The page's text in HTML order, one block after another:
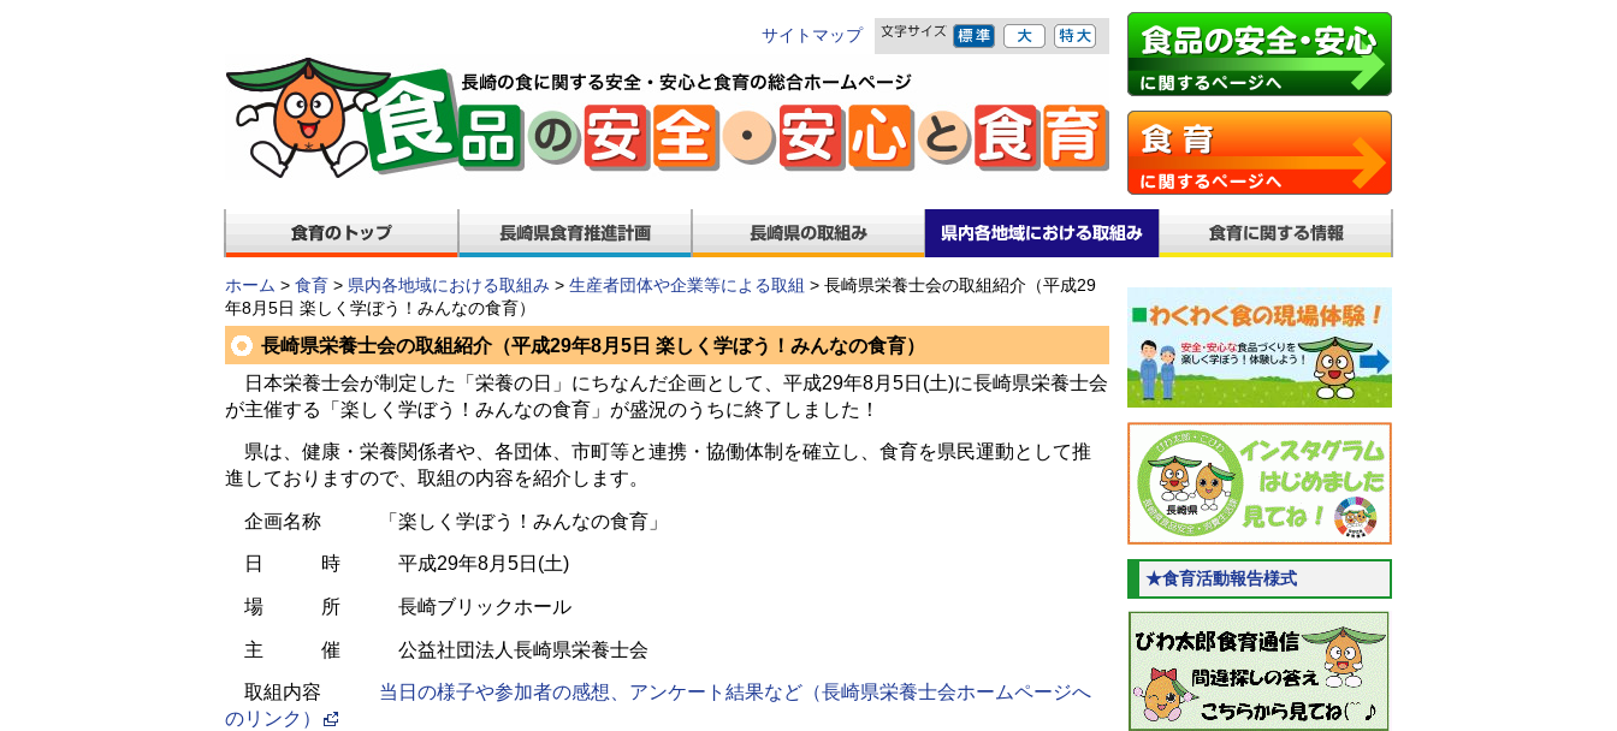
サイトマップ
ホーム > 食育 > 県内各地域における取組み > 生産者団体や企業等による取組 > 長崎県栄養士会の取組紹介（平成29
年8月5日 楽しく学ぼう！みんなの食育）
長崎県栄養士会の取組紹介（平成29年8月5日 楽しく学ぼう！みんなの食育）
日本栄養士会が制定した「栄養の日」にちなんだ企画として、平成29年8月5日(土)に長崎県栄養士会
が主催する「楽しく学ぼう！みんなの食育」が盛況のうちに終了しました！
県は、健康・栄養関係者や、各団体、市町等と連携・協働体制を確立し、食育を県民運動として推
進しておりますので、取組の内容を紹介します。
企画名称 「楽しく学ぼう！みんなの食育」
日 時 平成29年8月5日(土)
場 所 長崎ブリックホール
主 催 公益社団法人長崎県栄養士会
取組内容 当日の様子や参加者の感想、アンケート結果など（長崎県栄養士会ホームページへ
のリンク）
★食育活動報告様式